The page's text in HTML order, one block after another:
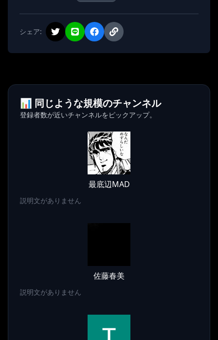
シェア:
📊 同じような規模のチャンネル
登録者数が近いチャンネルをピックアップ。
最底辺MAD
説明文がありません
佐藤春美
説明文がありません